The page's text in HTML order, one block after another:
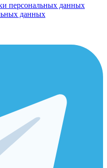
персональных данных
данных